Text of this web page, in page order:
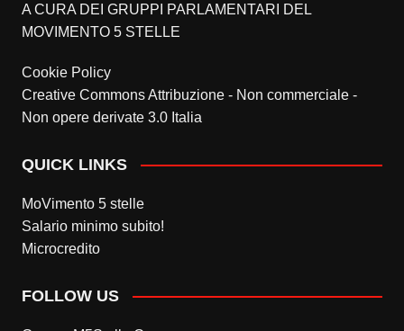
A CURA DEI GRUPPI PARLAMENTARI DEL
MOVIMENTO 5 STELLE
Cookie Policy
Creative Commons Attribuzione - Non commerciale -
Non opere derivate 3.0 Italia
QUICK LINKS
MoVimento 5 stelle
Salario minimo subito!
Microcredito
FOLLOW US